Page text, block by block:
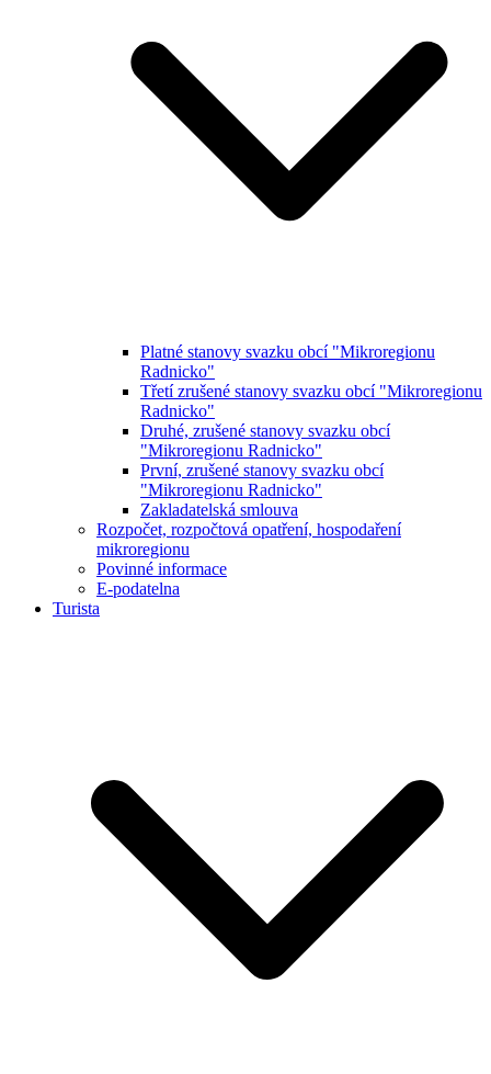
Platné stanovy svazku obcí "Mikroregionu
Radnicko"
Třetí zrušené stanovy svazku obcí "Mikroregionu
Radnicko"
Druhé, zrušené stanovy svazku obcí
"Mikroregionu Radnicko"
První, zrušené stanovy svazku obcí
"Mikroregionu Radnicko"
Zakladatelská smlouva
Rozpočet, rozpočtová opatření, hospodaření
mikroregionu
Povinné informace
E-podatelna
Turista